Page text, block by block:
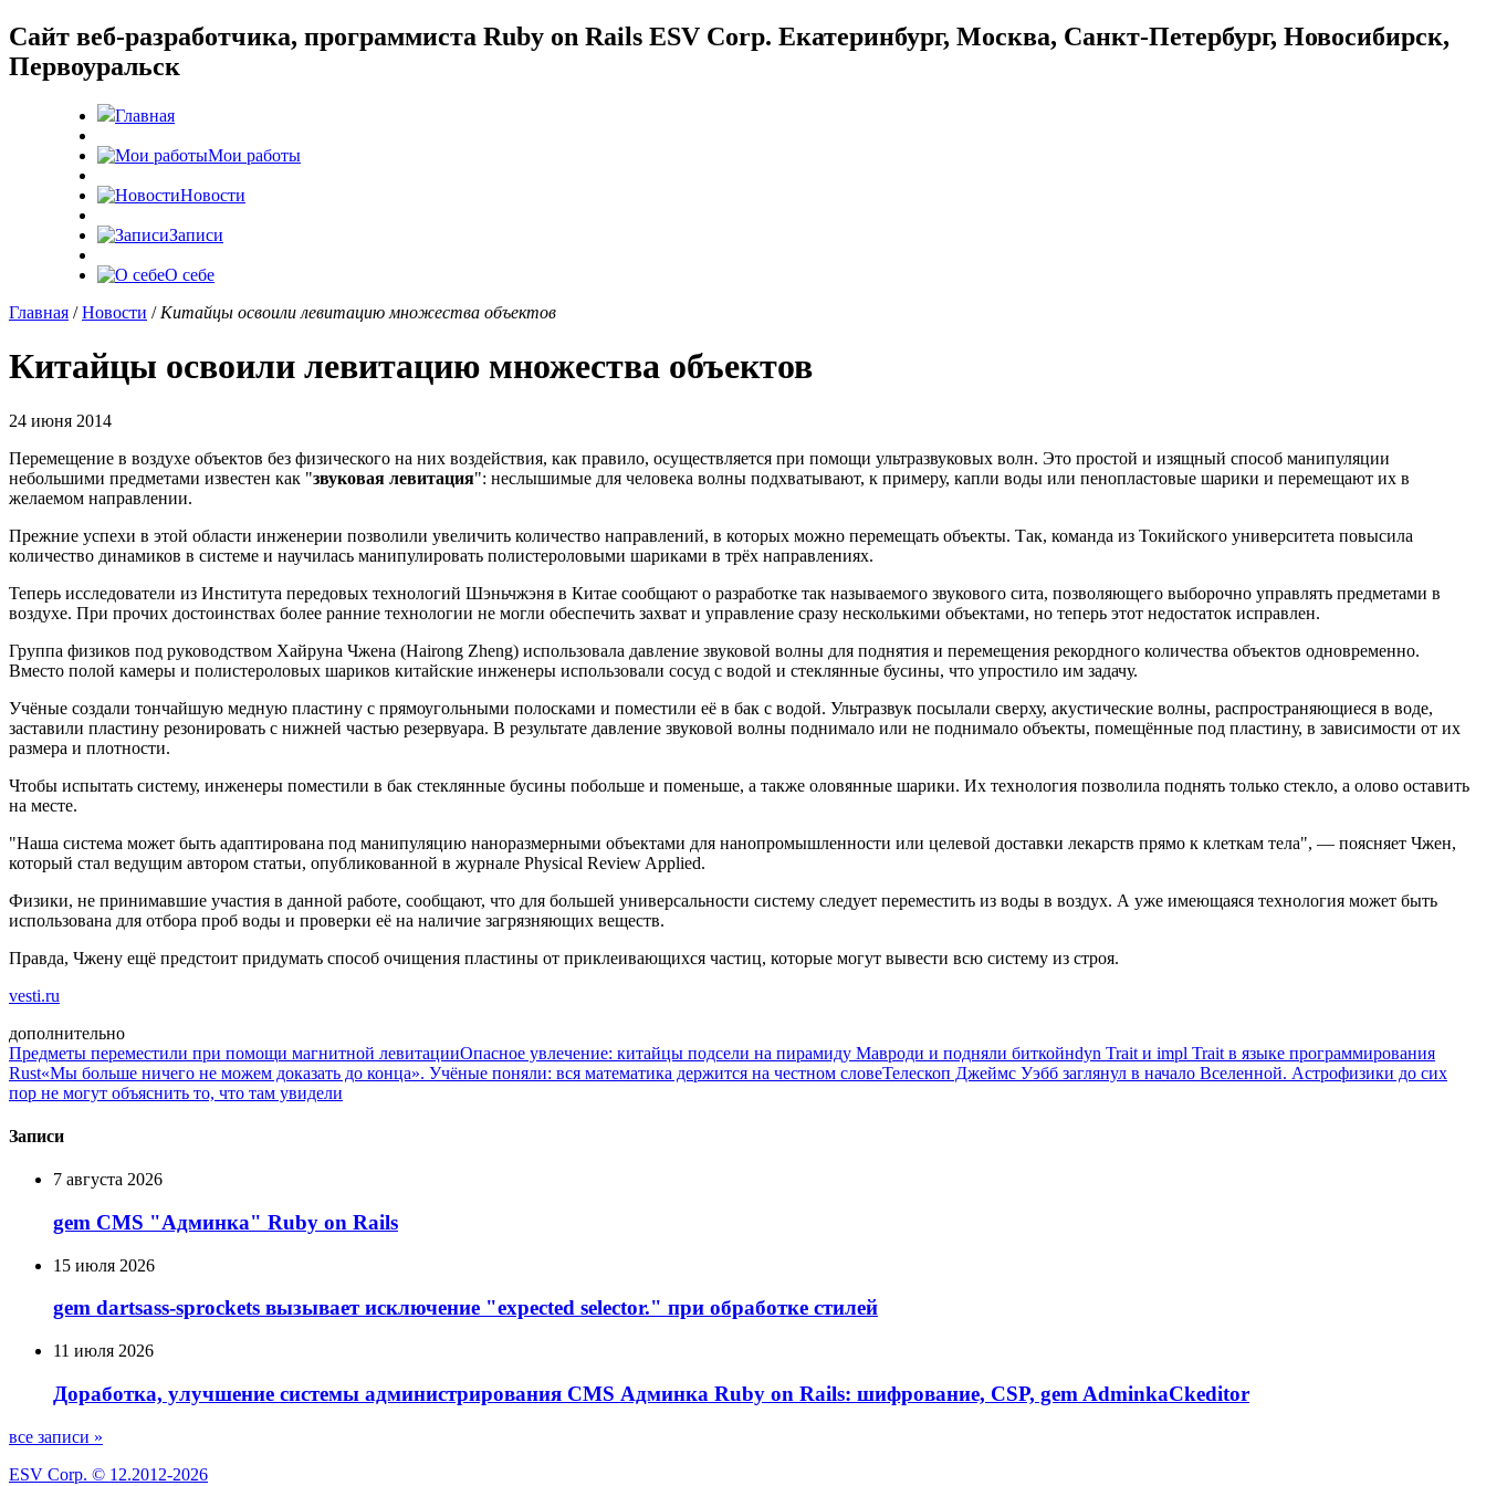
Cайт веб-разработчика, программиста Ruby on Rails ESV Corp. Екатеринбург, Москва, Санкт-Петербург, Новосибирск,
Первоуральск
Главная
Мои работы
Новости
Записи
О себе
Главная /Новости / Китайцы освоили левитацию множества объектов
Китайцы освоили левитацию множества объектов
24 июня 2014
Перемещение в воздухе объектов без физического на них воздействия, как правило, осуществляется при помощи ультразвуковых волн. Это простой и изящный способ манипуляции
небольшими предметами известен как "звуковая левитация": неслышимые для человека волны подхватывают, к примеру, капли воды или пенопластовые шарики и перемещают их в
желаемом направлении.
Прежние успехи в этой области инженерии позволили увеличить количество направлений, в которых можно перемещать объекты. Так, команда из Токийского университета повысила
количество динамиков в системе и научилась манипулировать полистероловыми шариками в трёх направлениях.
Теперь исследователи из Института передовых технологий Шэньчжэня в Китае сообщают о разработке так называемого звукового сита, позволяющего выборочно управлять предметами в
воздухе. При прочих достоинствах более ранние технологии не могли обеспечить захват и управление сразу несколькими объектами, но теперь этот недостаток исправлен.
Группа физиков под руководством Хайруна Чжена (Hairong Zheng) использовала давление звуковой волны для поднятия и перемещения рекордного количества объектов одновременно.
Вместо полой камеры и полистероловых шариков китайские инженеры использовали сосуд с водой и стеклянные бусины, что упростило им задачу.
Учёные создали тончайшую медную пластину с прямоугольными полосками и поместили её в бак с водой. Ультразвук посылали сверху, акустические волны, распространяющиеся в воде,
заставили пластину резонировать с нижней частью резервуара. В результате давление звуковой волны поднимало или не поднимало объекты, помещённые под пластину, в зависимости от их
размера и плотности.
Чтобы испытать систему, инженеры поместили в бак стеклянные бусины побольше и поменьше, а также оловянные шарики. Их технология позволила поднять только стекло, а олово оставить
на месте.
"Наша система может быть адаптирована под манипуляцию наноразмерными объектами для нанопромышленности или целевой доставки лекарств прямо к клеткам тела", — поясняет Чжен,
который стал ведущим автором статьи, опубликованной в журнале Physical Review Applied.
Физики, не принимавшие участия в данной работе, сообщают, что для большей универсальности систему следует переместить из воды в воздух. А уже имеющаяся технология может быть
использована для отбора проб воды и проверки её на наличие загрязняющих веществ.
Правда, Чжену ещё предстоит придумать способ очищения пластины от приклеивающихся частиц, которые могут вывести всю систему из строя.
vesti.ru
дополнительно
Предметы переместили при помощи магнитной левитацииОпасное увлечение: китайцы подсели на пирамиду Мавроди и подняли биткойнdyn Trait и impl Trait в языке программирования
Rust«Мы больше ничего не можем доказать до конца». Учёные поняли: вся математика держится на честном словеТелескоп Джеймс Уэбб заглянул в начало Вселенной. Астрофизики до сих
пор не могут объяснить то, что там увидели
Записи
7 августа 2026
gem CMS "Админка" Ruby on Rails
15 июля 2026
gem dartsass-sprockets вызывает исключение "expected selector." при обработке стилей
11 июля 2026
Доработка, улучшение системы администрирования CMS Админка Ruby on Rails: шифрование, CSP, gem AdminkaCkeditor
все записи »
ESV Corp. © 12.2012-2026